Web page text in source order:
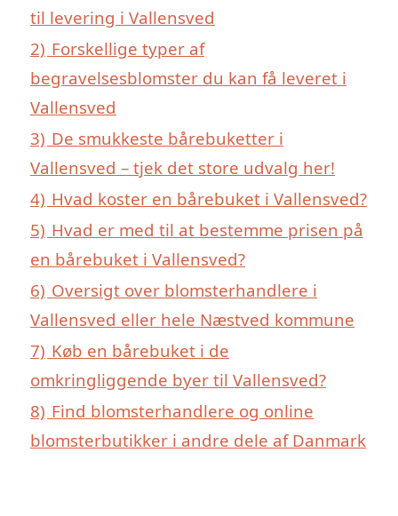
til levering i Vallensved
2) Forskellige typer af
begravelsesblomster du kan få leveret i
Vallensved
3) De smukkeste bårebuketter i
Vallensved – tjek det store udvalg her!
4) Hvad koster en bårebuket i Vallensved?
5) Hvad er med til at bestemme prisen på
en bårebuket i Vallensved?
6) Oversigt over blomsterhandlere i
Vallensved eller hele Næstved kommune
7) Køb en bårebuket i de
omkringliggende byer til Vallensved?
8) Find blomsterhandlere og online
blomsterbutikker i andre dele af Danmark